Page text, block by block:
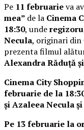
Pe 11 februarieva
mea” de la Cinema
18:30, unde
Necula, originari din
prezenta filmul
Alexandra Răduță
Cinema City
februarie de la
și Azaleea Necula
Pe 13 februarie la